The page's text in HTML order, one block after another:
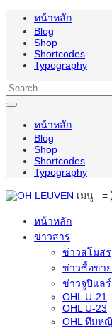
หน้าหลัก
Blog
Shop
Shortcodes
Typography
หน้าหลัก
Blog
Shop
Shortcodes
Typography
เมนู ≡
หน้าหลัก
ข่าวสาร
ข่าวสโมสร
ข่าวซื้อขา
ข่าวจูปิแล
OHL U-21
OHL U-23
OHL ทีมห